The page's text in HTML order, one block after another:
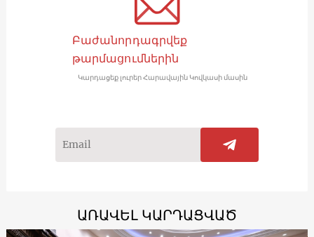
Բաժանորդագրվեք
թարմացումներին
Կարդացեք լուրեր Հարավային Կովկասի մասին
ԱՌԱՎԵԼ ԿԱՐԴԱՑՎԱԾ